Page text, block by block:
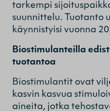
tarkempi
suunnittelu. Tuotanto
käynnistyisi vuonna
Biostimulanteilla
tuotantoa
Biostimulantit ovat
kasvin kasvua
aineita, jotka